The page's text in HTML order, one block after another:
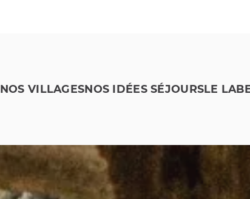
NOS VILLAGESNOS IDÉES SÉJOURSLE